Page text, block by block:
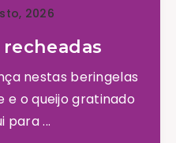
2026
nestas beringelas
e o queijo gratinado
para ...